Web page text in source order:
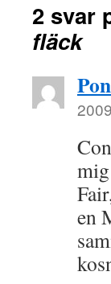
2 svar
fläck
en